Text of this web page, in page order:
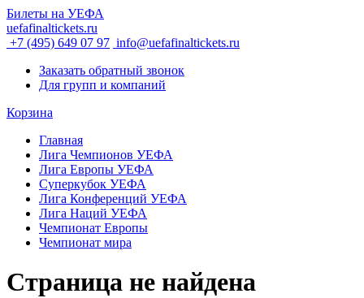
Билеты на УЕФА
uefafinaltickets.ru
+7 (495) 649 07 97 info@uefafinaltickets.ru
Заказать обратный звонок
Для групп и компаний
Корзина
Главная
Лига Чемпионов УЕФА
Лига Европы УЕФА
Суперкубок УЕФА
Лига Конференций УЕФА
Лига Наций УЕФА
Чемпионат Европы
Чемпионат мира
Страница не найдена